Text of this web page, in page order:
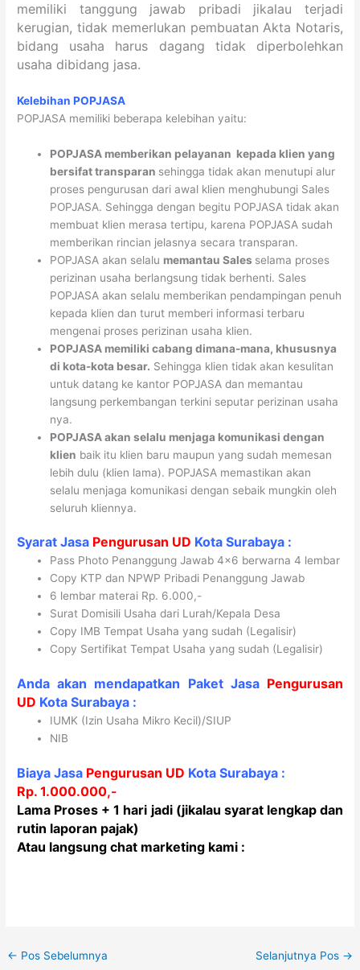
memiliki tanggung jawab pribadi jikalau terjadi
kerugian, tidak memerlukan pembuatan Akta Notaris,
bidang usaha harus dagang tidak diperbolehkan
usaha dibidang jasa.
Kelebihan POPJASA
POPJASA memiliki beberapa kelebihan yaitu:
POPJASA memberikan pelayanan kepada klien yang
bersifattransparan sehingga tidak akan menutupi alur
proses pengurusan dari awal klien menghubungi Sales
POPJASA. Sehingga dengan begitu POPJASA tidak akan
membuat klien merasa tertipu, karena POPJASA sudah
memberikan rincian jelasnya secara transparan.
POPJASA akan selalu memantau Sales selama proses
perizinan usaha berlangsung tidak berhenti. Sales
POPJASA akan selalu memberikan pendampingan penuh
kepada klien dan turut memberi informasi terbaru
mengenai proses perizinan usaha klien.
POPJASA memiliki cabang dimana-mana, khususnya
di kota-kota besar. Sehingga klien tidak akan kesulitan
untuk datang ke kantor POPJASA dan memantau
langsung perkembangan terkini seputar perizinan usaha
nya.
POPJASA akan selalu menjaga komunikasi dengan
klien baik itu klien baru maupun yang sudah memesan
lebih dulu (klien lama). POPJASA memastikan akan
selalu menjaga komunikasi dengan sebaik mungkin oleh
seluruh kliennya.
Syarat Jasa Pengurusan UD KotaSurabaya :
Pass Photo Penanggung Jawab 4×6 berwarna 4 lembar
Copy KTP dan NPWP Pribadi Penanggung Jawab
6 lembar materai Rp. 6.000,-
Surat Domisili Usaha dari Lurah/Kepala Desa
Copy IMB Tempat Usaha yang sudah (Legalisir)
Copy Sertifikat Tempat Usaha yang sudah (Legalisir)
Anda akan mendapatkan Paket Jasa Pengurusan
UD KotaSurabaya :
IUMK (Izin Usaha Mikro Kecil)/SIUP
NIB
Biaya Jasa Pengurusan UD KotaSurabaya :
Rp. 1.000.000,-
Lama Proses + 1 hari jadi (jikalau syarat lengkap dan
rutin laporan pajak)
Atau langsung chat marketing kami :
← Pos Sebelumnya Selanjutnya Pos →